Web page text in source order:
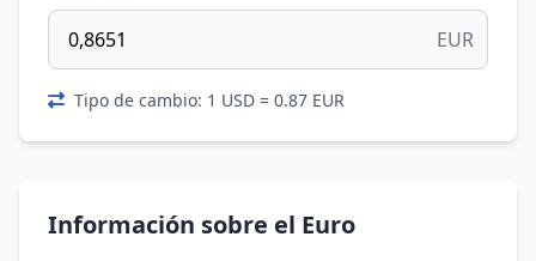
EUR
Tipo de cambio: 1 USD = 0.87 EUR
Información sobre el Euro